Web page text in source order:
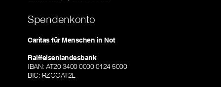
Spendenkonto
Caritas für Menschen in Not
Raiffeisenlandesbank
IBAN: AT20 3400 0000 0124 5000
BIC: RZOOAT2L